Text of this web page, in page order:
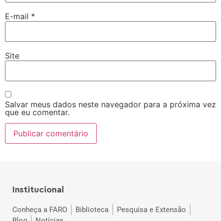
E-mail *
Site
Salvar meus dados neste navegador para a próxima vez
que eu comentar.
Institucional
Conheça a FARO Biblioteca
Pesquisa e Extensão